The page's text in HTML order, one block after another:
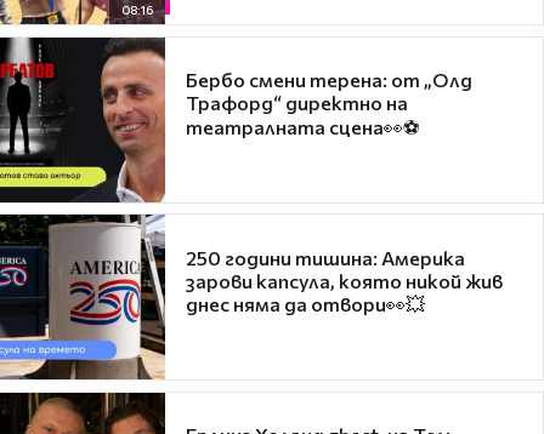
08:16
Бербо смени терена: от „Олд
Трафорд“ директно на
театралната сцена👀⚽
250 години тишина: Америка
зарови капсула, която никой жив
днес няма да отвори👀💥